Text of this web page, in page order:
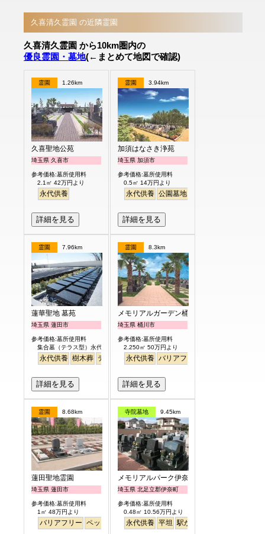
久喜清久霊園 の近隣霊園
久喜清久霊園 から10km圏内の
優良霊園・墓地(←まとめて地図で確認)
霊園 1.26km
久喜聖地公苑
埼玉県 久喜市
参考価格:墓所使用料
2.1㎡ 42万円より
永代供養
詳細を見る
霊園 3.94km
加須はなさき浄苑
埼玉県 加須市
参考価格:墓所使用料
0.5㎡ 14万円より
永代供養 公園墓地
詳細を見る
霊園 7.96km
蓮華聖地 墓苑
埼玉県 蓮田市
参考価格:墓所使用料
集合墓（テラス型）永代供養制度付 30万円
永代供養 樹木葬 テラス 平坦
詳細を見る
霊園 8.3km
メモリアルガーデン桶川霊園
埼玉県 桶川市
参考価格:墓所使用料
2.250㎡ 50万円より
永代供養 バリアフリー
詳細を見る
霊園 8.68km
蓮田聖地霊園
埼玉県 蓮田市
参考価格:墓所使用料
1㎡ 48万円より
バリアフリー ペット 永代供養 桜 さくら
寺院墓地 9.45km
メモリアルパーク伊奈
埼玉県 北足立郡伊奈町
参考価格:墓所使用料
0.48㎡ 10.56万円より
永代供養 平坦 駅から徒歩